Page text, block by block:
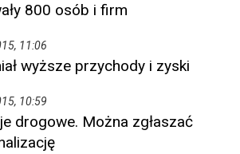
800 osób i firm
11:06
wyższe przychody i zyski
10:59
drogowe. Można zgłaszać